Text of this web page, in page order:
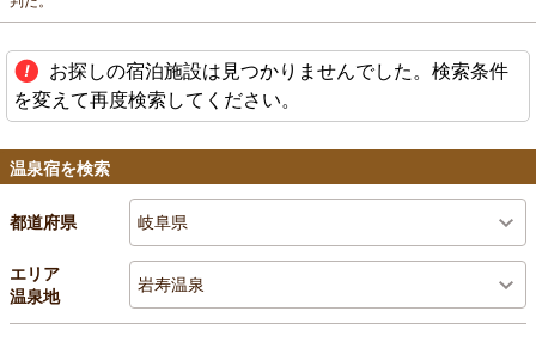
お探しの宿泊施設は見つかりませんでした。検索条件
を変えて再度検索してください。
温泉宿を検索
都道府県 岐阜県
エリア
温泉地
岩寿温泉